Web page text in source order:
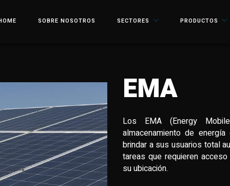
SOBRE NOSOTROS SECTORES PRODUCTOS
EMA
Los EMA (Energy
almacenamiento de
brindar a sus usuarios total
tareas que requieren
su ubicación.